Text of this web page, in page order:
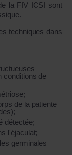
la FIV ICSI sont
techniques dans
conditions de
de la patiente
détectée;
l'éjaculat;
germinales